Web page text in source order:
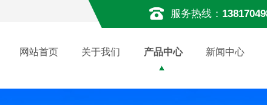
服务热线：
网站首页 关于我们 产品中心 新闻中心